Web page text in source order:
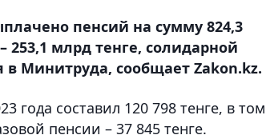
пенсий на сумму 824,3
253,1 млрд тенге, солидарной
в Минитруда, сообщает Zakon.kz.
года составил 120 798 тенге, в том
пенсии – 37 845 тенге.